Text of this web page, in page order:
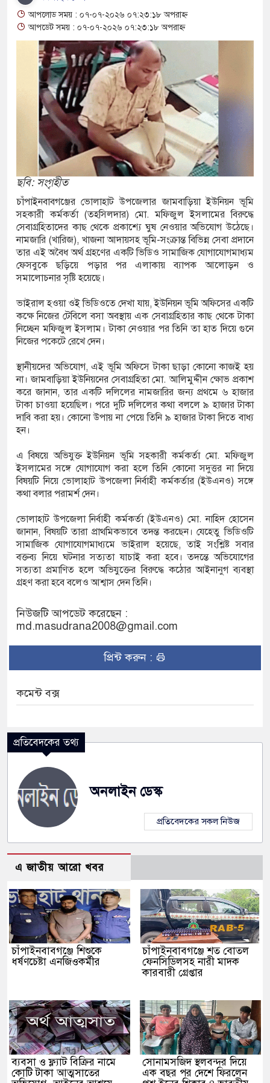
নন রাবি শিক্ষক, সংবাদ সম্মেলনে ক্ষোভ
মৃত বেড়ে ৯৫, ক্ষতিগ্রস্ত ১১ লাখ মানুষ
পুকুর থেকে অজ্ঞাত যুবকের মরদেহ উদ্ধার
বিজিবির পৃথক অভিযানে ১৫৬ বোতল ভারতীয়
উদ্ধার
শ্রমিক নিয়োগে আবেদন শুরু, ওমানে ৫ হাজার শ্রমিক
সংঘর্ষে দুই ইসরায়েলি রিজার্ভ সেনা নিহত, সীমান্তে
ছয় বছরের শিশুকে ধর্ষণের অভিযোগে
ট্রাকে অভিনব কৌশলে লুকানো সোয়া কোটি
জব্দ
কাটিয়ে রেকর্ড গড়ে মেসির জোড়া গোল, বড় জয়
পর ব্যাটেই জবাব, অস্ট্রেলিয়ার বিপক্ষে মিরাজের
আপলোড সময় : ০৭-০৭-২০২৬ ০৭:২৩:১৮ অপরাহ্ন
আপডেট সময় : ০৭-০৭-২০২৬ ০৭:২৩:১৮ অপরাহ্ন
ছবি: সংগৃহীত
চাঁপাইনবাবগঞ্জের ভোলাহাট উপজেলার জামবাড়িয়া ইউনিয়ন ভূমি
সহকারী কর্মকর্তা (তহসিলদার) মো. মফিজুল ইসলামের বিরুদ্ধে
সেবাগ্রহিতাদের কাছ থেকে প্রকাশ্যে ঘুষ নেওয়ার অভিযোগ উঠেছে।
নামজারি (খারিজ), খাজনা আদায়সহ ভূমি-সংক্রান্ত বিভিন্ন সেবা প্রদানে
তার এই অবৈধ অর্থ গ্রহণের একটি ভিডিও সামাজিক যোগাযোগমাধ্যম
ফেসবুকে ছড়িয়ে পড়ার পর এলাকায় ব্যাপক আলোড়ন ও
সমালোচনার সৃষ্টি হয়েছে।
ভাইরাল হওয়া ওই ভিডিওতে দেখা যায়, ইউনিয়ন ভূমি অফিসের একটি
কক্ষে নিজের টেবিলে বসা অবস্থায় এক সেবাগ্রহিতার কাছ থেকে টাকা
নিচ্ছেন মফিজুল ইসলাম। টাকা নেওয়ার পর তিনি তা হাত দিয়ে গুনে
নিজের পকেটে রেখে দেন।
স্থানীয়দের অভিযোগ, এই ভূমি অফিসে টাকা ছাড়া কোনো কাজই হয়
না। জামবাড়িয়া ইউনিয়নের সেবাগ্রহিতা মো. আলিমুদ্দীন ক্ষোভ প্রকাশ
করে জানান, তার একটি দলিলের নামজারির জন্য প্রথমে ৬ হাজার
টাকা চাওয়া হয়েছিল। পরে দুটি দলিলের কথা বললে ৯ হাজার টাকা
দাবি করা হয়। কোনো উপায় না পেয়ে তিনি ৯ হাজার টাকা দিতে বাধ্য
হন।
এ বিষয়ে অভিযুক্ত ইউনিয়ন ভূমি সহকারী কর্মকর্তা মো. মফিজুল
ইসলামের সঙ্গে যোগাযোগ করা হলে তিনি কোনো সদুত্তর না দিয়ে
বিষয়টি নিয়ে ভোলাহাট উপজেলা নির্বাহী কর্মকর্তার (ইউএনও) সঙ্গে
কথা বলার পরামর্শ দেন।
ভোলাহাট উপজেলা নির্বাহী কর্মকর্তা (ইউএনও) মো. নাহিদ হোসেন
জানান, বিষয়টি তারা প্রাথমিকভাবে তদন্ত করছেন। যেহেতু ভিডিওটি
সামাজিক যোগাযোগমাধ্যমে ভাইরাল হয়েছে, তাই সংশ্লিষ্ট সবার
বক্তব্য নিয়ে ঘটনার সত্যতা যাচাই করা হবে। তদন্তে অভিযোগের
সত্যতা প্রমাণিত হলে অভিযুক্তের বিরুদ্ধে কঠোর আইনানুগ ব্যবস্থা
গ্রহণ করা হবে বলেও আশ্বাস দেন তিনি।
নিউজটি আপডেট করেছেন :
md.masudrana2008@gmail.com
প্রিন্ট করুন :
কমেন্ট বক্স
প্রতিবেদকের তথ্য
অনলাইন ডেস্ক
প্রতিবেদকের সকল নিউজ
এ জাতীয় আরো খবর
চাঁপাইনবাবগঞ্জে শিশুকে
ধর্ষণচেষ্টা এনজিওকর্মীর
চাঁপাইনবাবগঞ্জে শত বোতল
ফেনসিডিলসহ নারী মাদক
কারবারী গ্রেপ্তার
ব্যবসা ও ফ্ল্যাট বিক্রির নামে
কোটি টাকা আত্মসাতের
সোনামসজিদ স্থলবন্দর দিয়ে
এক বছর পর দেশে ফিরলেন